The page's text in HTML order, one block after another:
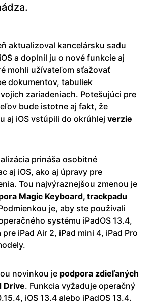
aktualizoval kancelársku sadu
a doplnil ju o nové funkcie aj
mohli užívateľom sťažovať
dokumentov, tabuliek
zariadeniach. Potešujúci pre
bude istotne aj fakt, že
aj iOS vstúpili do okrúhlej verzie
prináša osobitné
aj iOS, ako aj úpravy pre
Tou najvýraznejšou zmenou je
Magic Keyboard, trackpadu
je, aby ste používali
systému iPadOS 13.4,
iPad Air 2, iPad mini 4, iPad Pro
novinkou je podpora zdieľaných
Drive. Funkcia vyžaduje operačný
iOS 13.4 alebo iPadOS 13.4.